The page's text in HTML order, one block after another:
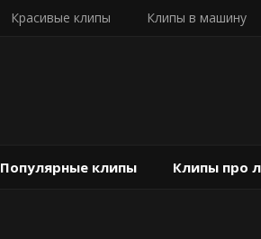
Красивые клипы Клипы в машину
Популярные клипы Клипы про